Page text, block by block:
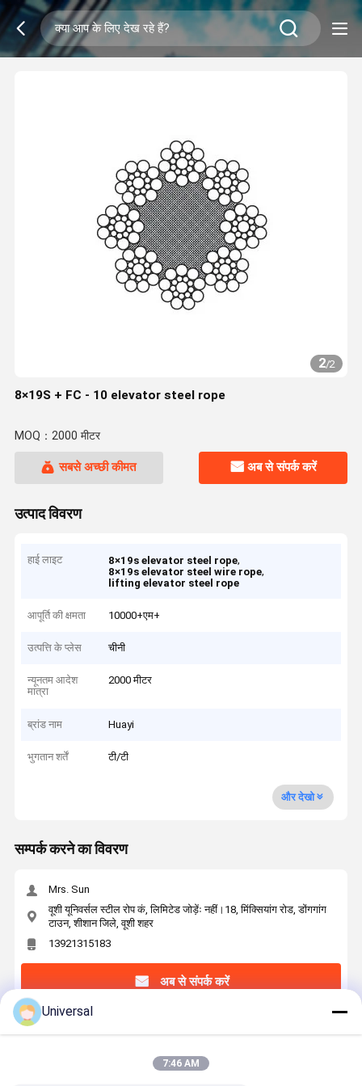
2/2
8×19S + FC - 10 elevator steel rope
MOQ：2000 मीटर
सबसे अच्छी कीमत अब से संपर्क करें
उत्पाद विवरण
हाई लाइट 8×19s elevator steel rope,
8×19s elevator steel wire rope,
lifting elevator steel rope
आपूर्ति की क्षमता 10000+एम+
उत्पत्ति के प्लेस चीनी
न्यूनतम आदेश
मात्रा
2000 मीटर
ब्रांड नाम Huayi
भुगतान शर्तें टी/टी
और देखो
सम्पर्क करने का विवरण
Mrs. Sun
वूशी यूनिवर्सल स्टील रोप कं, लिमिटेड जोड़ेंः नहीं।18, मिंक्सियांग रोड, डोंगगांग
टाउन, शीशान जिले, वूशी शहर
13921315183
अब से संपर्क करें
सबसे उत्तम प्रतिदान प्राप्त करें
Universal
7:46 AM